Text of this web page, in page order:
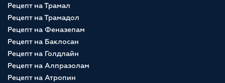
Рецепт на Трамал
Рецепт на Трамадол
Рецепт на Феназепам
Рецепт на Баклосан
Рецепт на Голдлайн
Рецепт на Алпразолам
Рецепт на Атропин